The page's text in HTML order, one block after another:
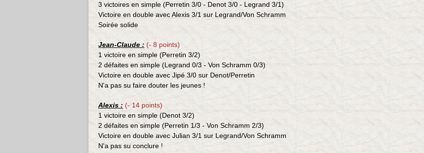
3 victoires en simple (Perretin 3/0 - Denot3/0 - Legrand 3/1)
Victoire en double avec Alexis 3/1 sur Legrand/Von Schramm
Soirée solide
Jean-Claude : (- 8 points)
1 victoire en simple (Perretin 3/2)
2 défaites en simple (Legrand 0/3 - Von Schramm 0/3)
Victoire en double avec Jipé 3/0 sur Denot/Perretin
N'a pas su faire douter les jeunes !
Alexis : (- 14 points)
1 victoire en simple (Denot 3/2)
2 défaites en simple (Perretin 1/3 - Von Schramm 2/3)
Victoire en double avec Julian 3/1 sur Legrand/Von Schramm
N'a pas su conclure !